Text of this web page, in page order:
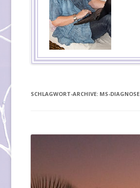
SCHLAGWORT-ARCHIVE: MS-DIAGNOSE